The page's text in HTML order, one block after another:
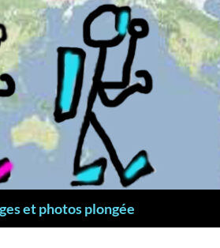
et photos plongée